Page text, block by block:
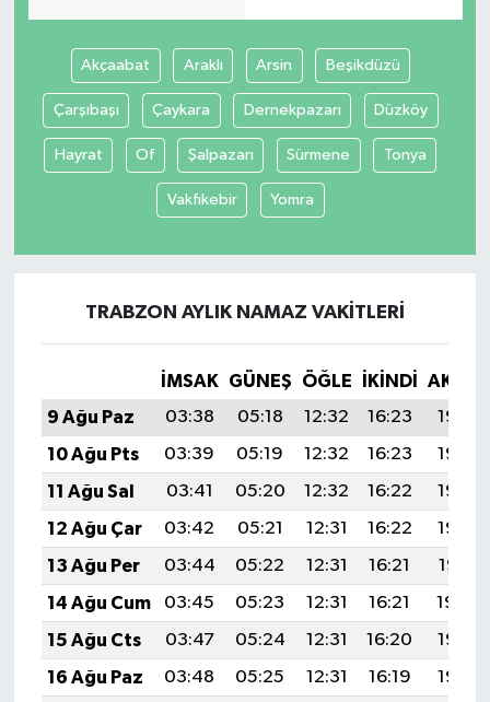
Akçaabat Araklı Arsin Beşikdüzü
Çarşıbaşı Çaykara Dernekpazarı Düzköy
Hayrat Of Şalpazarı Sürmene Tonya
Vakfıkebir Yomra
TRABZON AYLIK NAMAZ VAKITLERI
İMSAK GÜNEŞ ÖĞLE İKINDI
9 Ağu Paz
03:38 05:18 12:32 16:23
19:36
10 Ağu Pts
03:39 05:19 12:32 16:23
19:35
11 Ağu Sal
03:41 05:20 12:32 16:22
19:33
12 Ağu Çar
03:42 05:21 12:31 16:22
19:32
13 Ağu Per
03:44 05:22 12:31 16:21
19:31
14 Ağu Cum
03:45 05:23 12:31 16:21
19:29
15 Ağu Cts
03:47 05:24 12:31 16:20
19:28
16 Ağu Paz
03:48 05:25 12:31 16:19
19:27